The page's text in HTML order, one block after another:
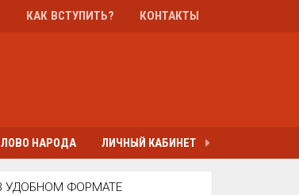
КАК ВСТУПИТЬ? КОНТАКТЫ
НАРОДА ЛИЧНЫЙ КАБИНЕТ
УДОБНОМ ФОРМАТЕ